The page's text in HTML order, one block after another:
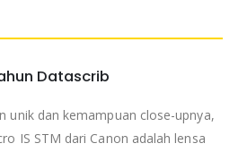
Datascrib
unik dan kemampuan close-upnya,
IS STM dari Canon adalah lensa